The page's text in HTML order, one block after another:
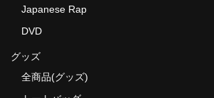
Japanese Rap
DVD
グッズ
全商品(グッズ)